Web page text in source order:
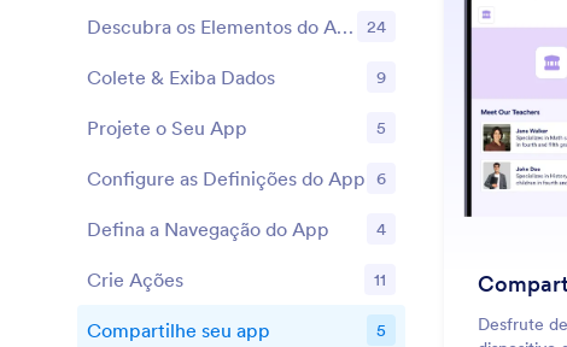
Desfrute
Recursos Descubra os Elementos do App 24
Recursos
Colete & Exiba Dados 9
Recursos
Projete o Seu App 5
Recursos
Configure as Definições do App 6
Recursos
Defina a Navegação do App 4
Recursos
Crie Ações 11
Recursos
Compartilhe seu app 5